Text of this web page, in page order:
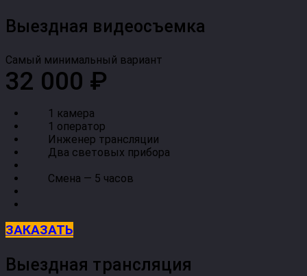
Выездная видеосъемка
Самый минимальный вариант
32 000 ₽
1 камера
1 оператор
Инженер трансляции
Два световых прибора
Смена — 5 часов
ЗАКАЗАТЬ
Выездная трансляция